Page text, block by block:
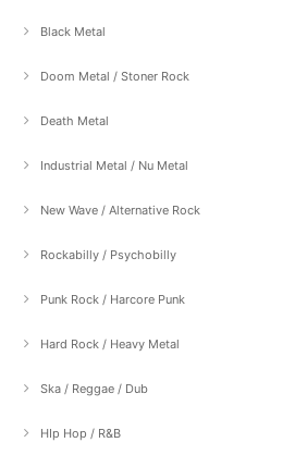
Black Metal
Doom Metal / Stoner Rock
Death Metal
Industrial Metal / Nu Metal
New Wave / Alternative Rock
Rockabilly / Psychobilly
Punk Rock / Harcore Punk
Hard Rock / Heavy Metal
Ska / Reggae / Dub
HIp Hop / R&B